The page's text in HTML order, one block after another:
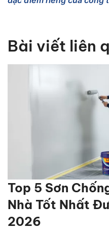
Bài viết liên
Top 5 Sơn
Nhà Tốt Nhất
2026